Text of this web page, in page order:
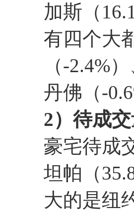
加斯（
有四个大
（-2.4%
丹佛（-
2）待成
豪宅待成
坦帕（
大的是纽